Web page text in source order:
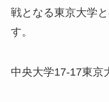
戦となる東京大学
す。
中央大学17-17東京